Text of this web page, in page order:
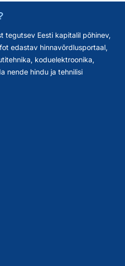
tegutsev Eesti kapitalil põhinev,
edastav hinnavõrdlusportaal,
koduelektroonika,
nende hindu ja tehnilisi